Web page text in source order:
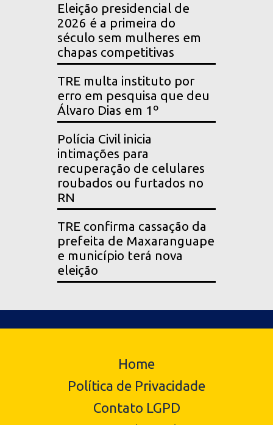
Eleição presidencial de
2026 é a primeira do
século sem mulheres em
chapas competitivas
TRE multa instituto por
erro em pesquisa que deu
Álvaro Dias em 1º
Polícia Civil inicia
intimações para
recuperação de celulares
roubados ou furtados no
RN
TRE confirma cassação da
prefeita de Maxaranguape
e município terá nova
eleição
Home
Política de Privacidade
Contato LGPD